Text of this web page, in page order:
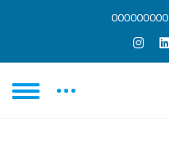
000000000